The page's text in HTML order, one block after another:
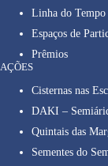
Linha do Tempo
Espaços de
Prêmios
AÇÕES
Cisternas nas
DAKI –
Quintais das
Sementes do